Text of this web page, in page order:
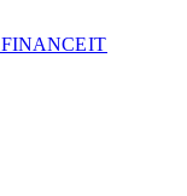
FINANCE​​IT​​